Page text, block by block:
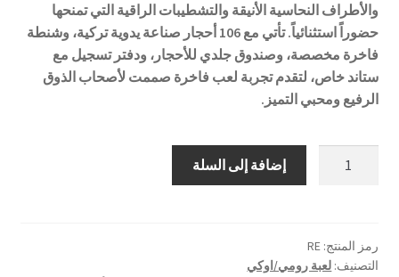
والأطراف النحاسية الأنيقة والتشطيبات الراقية التي تمنحها
حضوراً استثنائياً. تأتي مع 106 أحجار صناعة يدوية تركية، وشنطة
فاخرة مخصصة، وصندوق جلدي للأحجار، ودفتر تسجيل مع
ستاند خاص، لتقدم تجربة لعب فاخرة صممت لأصحاب الذوق
الرفيع ومحبي التميز.
فخامة
إضافة إلى السلة
رمز المنتج: RE
التصنيف: لعبة رومي/اوكي